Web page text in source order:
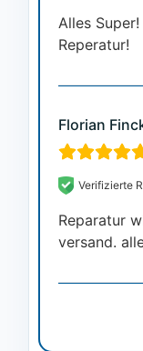
Alles
Reperatur!
Florian
Verifizierte
Reparatur
versand.